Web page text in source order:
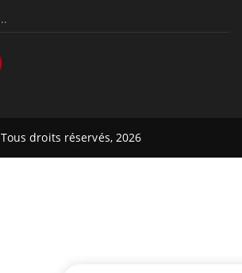
Tous droits réservés, 2026